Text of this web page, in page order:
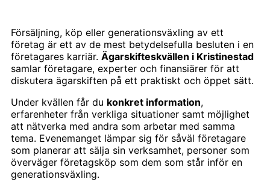
Försäljning, köp eller generationsväxling av ett
företag är ett av de mest betydelsefulla besluten i en
företagares karriär. Ägarskifteskvällen i Kristinestad
samlar företagare, experter och finansiärer för att
diskutera ägarskiften på ett praktiskt och öppet sätt.
Under kvällen får du konkret information,
erfarenheter från verkliga situationer samt möjlighet
att nätverka med andra som arbetar med samma
tema. Evenemanget lämpar sig för såväl företagare
som planerar att sälja sin verksamhet, personer som
överväger företagsköp som dem som står inför en
generationsväxling.